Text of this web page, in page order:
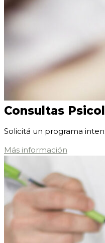
Consultas
Solicitá un programa
Más información